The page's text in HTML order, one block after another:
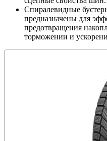
Спиралевидные
предназначены для
предотвращения
торможении и